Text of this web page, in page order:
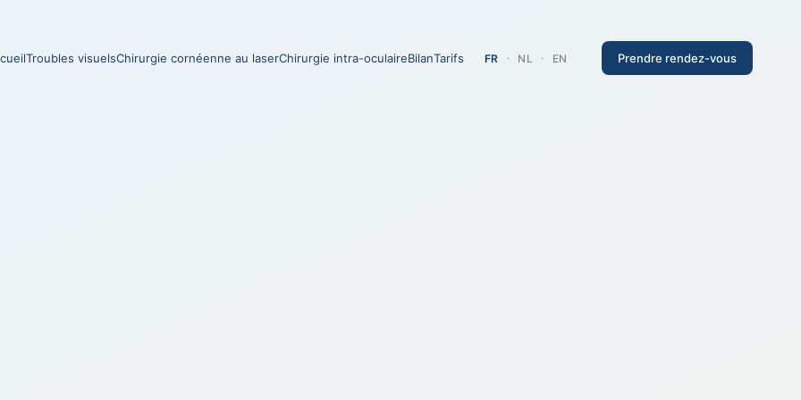
Troubles visuelsChirurgie cornéenne au laserChirurgie intra-oculaireBilanTarifs FR · NL · EN Prendre rendez-vous